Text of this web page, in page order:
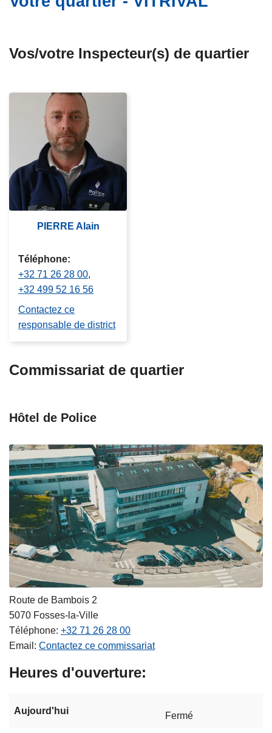
Vos/votre Inspecteur(s) de quartier
PIERRE Alain
Téléphone
+32 71 26 28 00
+32 499 52 16 56
Contactez ce
responsable de district
Commissariat de quartier
Hôtel de Police
Route de Bambois 2
5070 Fosses-la-Ville
Téléphone +32 71 26 28 00
Email
Contactez ce commissariat
Heures d'ouverture
Aujourd'hui Fermé